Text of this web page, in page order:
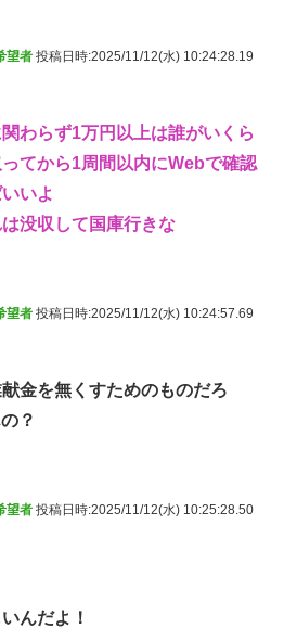
望者 投稿日時:2025/11/12(水) 10:24:28.19
わらず1万円以上は誰がいくら
てから1周間以内にWebで確認
いよ
没収して国庫行きな
望者 投稿日時:2025/11/12(水) 10:24:57.69
金を無くすためのものだろ
？
望者 投稿日時:2025/11/12(水) 10:25:28.50
んだよ！